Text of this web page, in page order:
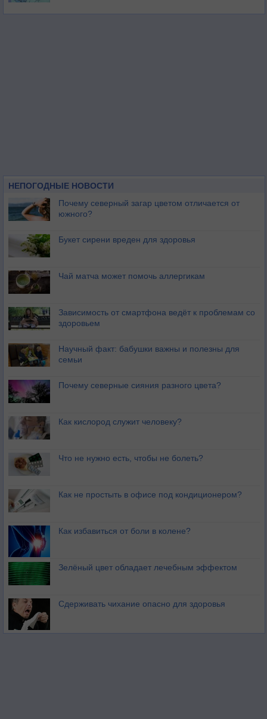
НЕПОГОДНЫЕ НОВОСТИ
Почему северный загар цветом отличается от
южного?
Букет сирени вреден для здоровья
Чай матча может помочь аллергикам
Зависимость от смартфона ведёт к проблемам со
здоровьем
Научный факт: бабушки важны и полезны для
семьи
Почему северные сияния разного цвета?
Как кислород служит человеку?
Что не нужно есть, чтобы не болеть?
Как не простыть в офисе под кондиционером?
Как избавиться от боли в колене?
Зелёный цвет обладает лечебным эффектом
Сдерживать чихание опасно для здоровья